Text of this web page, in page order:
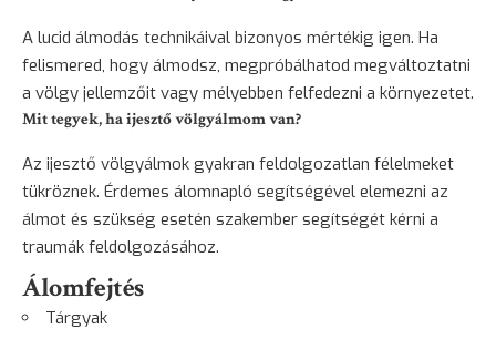
A lucid álmodás technikáival bizonyos mértékig igen. Ha
felismered, hogy álmodsz, megpróbálhatod megváltoztatni
a völgy jellemzőit vagy mélyebben felfedezni a környezetet.
Mit tegyek, ha ijesztő völgyálmom van?
Az ijesztő völgyálmok gyakran feldolgozatlan félelmeket
tükröznek. Érdemes álomnapló segítségével elemezni az
álmot és szükség esetén szakember segítségét kérni a
traumák feldolgozásához.
Álomfejtés
Tárgyak